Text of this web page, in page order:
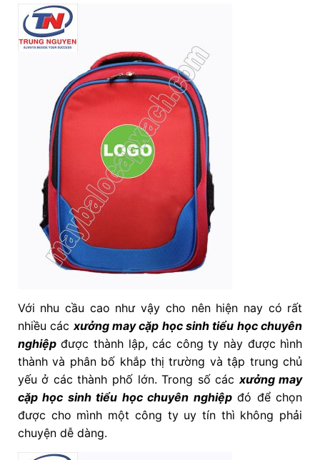
Với nhu cầu cao như vậy cho nên hiện nay có rất
nhiều các xưởng may cặp học sinh tiểu học chuyên
nghiệpđược thành lập, các công ty này được hình
thành và phân bố khắp thị trường và tập trung chủ
yếu ở các thành phố lớn. Trong số các xưởng may
cặp học sinh tiểu học chuyên nghiệpđó để chọn
được cho mình một công ty uy tín thì không phải
chuyện dễ dàng.